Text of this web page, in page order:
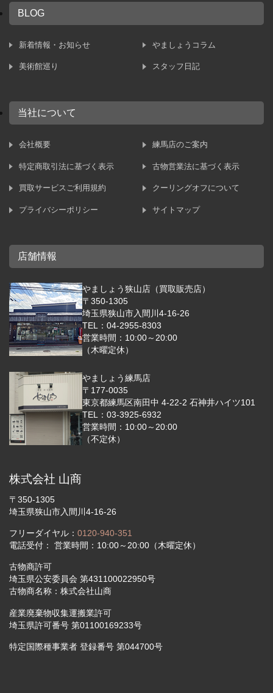
BLOG
新着情報・お知らせ やましょうコラム
美術館巡り スタッフ日記
当社について
会社概要 練馬店のご案内
特定商取引法に基づく表示 古物営業法に基づく表示
買取サービスご利用規約 クーリングオフについて
プライバシーポリシー サイトマップ
店舗情報
やましょう狭山店（買取販売店）
〒350-1305
埼玉県狭山市入間川4-16-26
TEL：04-2955-8303
営業時間：10:00～20:00
（木曜定休）
やましょう練馬店
〒177-0035
東京都練馬区南田中 4-22-2 石神井ハイツ101
TEL：03-3925-6932
営業時間：10:00～20:00
（不定休）
株式会社 山商
〒350-1305
埼玉県狭山市入間川4-16-26
フリーダイヤル： 0120-940-351
電話受付： 営業時間：10:00～20:00（木曜定休）
古物商許可
埼玉県公安委員会 第431100022950号
古物商名称：株式会社山商
産業廃棄物収集運搬業許可
埼玉県許可番号 第01100169233号
特定国際種事業者 登録番号 第044700号